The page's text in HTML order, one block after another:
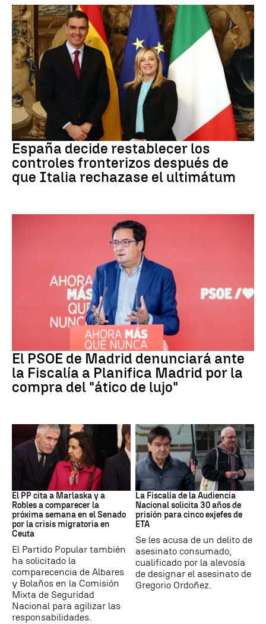
CRISIS MIGRATORIA
España decide restablecer los
controles fronterizos después de
que Italia rechazase el ultimátum
El PSOE de Madrid denunciará ante
la Fiscalía a Planifica Madrid por la
compra del "ático de lujo"
Crisis Migratoria
El PP cita a Marlaska y a
Robles a comparecer la
próxima semana en el Senado
por la crisis migratoria en
Ceuta
El Partido Popular también
ha solicitado la
comparecencia de Albares
y Bolaños en la Comisión
Mixta de Seguridad
Nacional para agilizar las
responsabilidades.
ETA
La Fiscalía de la Audiencia
Nacional solicita 30 años de
prisión para cinco exjefes de
ETA
Se les acusa de un delito de
asesinato consumado,
cualificado por la alevosía
de designar el asesinato de
Gregorio Ordoñez.